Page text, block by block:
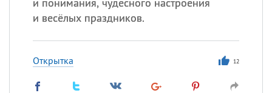
и весёлых праздников.
Открытка 12